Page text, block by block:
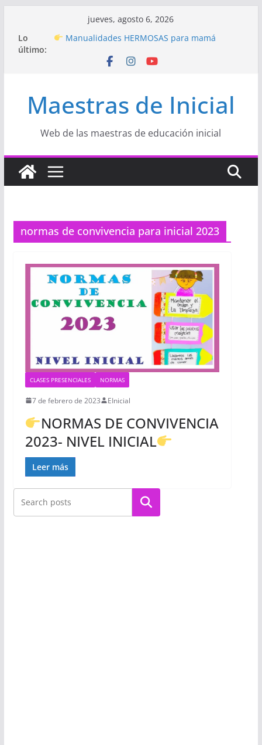
contenido
jueves, agosto 6, 2026
Lo
último:
Hermosos dibujos para MAMÁ: colorea con
amor en Inicial
Manualidades HERMOSAS para mamá
(fáciles y llenas de amor)
Proyecto
“Celebramos con Alegría la Semana
de la Educación Inicial»
Mamá hecho con amor
Maestras de Inicial
Web de las maestras de educación inicial
normas de convivencia para inicial 2023
CLASES PRESENCIALES NORMAS
7 de febrero de 2023 EInicial
NORMAS DE CONVIVENCIA
2023- NIVEL INICIAL
Leer más
Buscar